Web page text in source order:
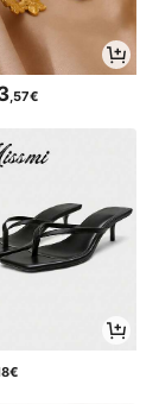
,57€